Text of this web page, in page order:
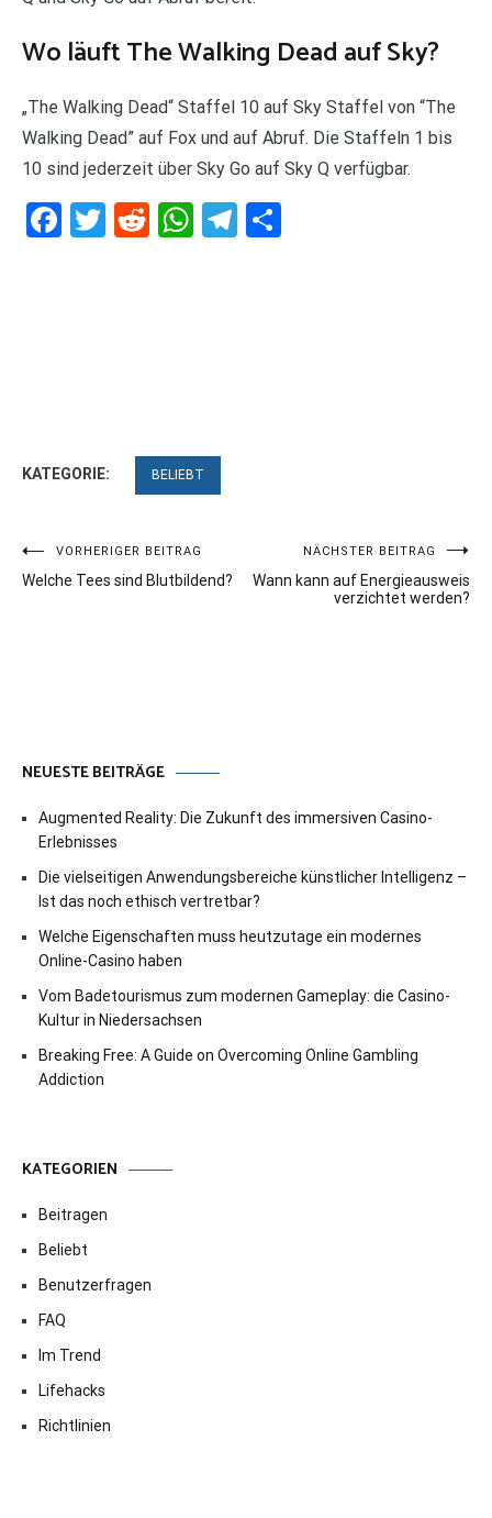
Wo läuft The Walking Dead auf Sky?
„The Walking Dead“ Staffel 10 auf Sky Staffel von “The
Walking Dead” auf Fox und auf Abruf. Die Staffeln 1 bis
10 sind jederzeit über Sky Go auf Sky Q verfügbar.
Facebook
Twitter
RedditWhatsApp
Telegram
KATEGORIE: BELIEBT
Beitragsnavigation
VORHERIGER BEITRAG
Welche Tees sind Blutbildend?
NÄCHSTER BEITRAG
Wann kann auf Energieausweis
verzichtet werden?
NEUESTE BEITRÄGE
Augmented Reality: Die Zukunft des immersiven Casino-
Erlebnisses
Die vielseitigen Anwendungsbereiche künstlicher Intelligenz –
Ist das noch ethisch vertretbar?
Welche Eigenschaften muss heutzutage ein modernes
Online-Casino haben
Vom Badetourismus zum modernen Gameplay: die Casino-
Kultur in Niedersachsen
Breaking Free: A Guide on Overcoming Online Gambling
Addiction
KATEGORIEN
Beitragen
Beliebt
Benutzerfragen
FAQ
Im Trend
Lifehacks
Richtlinien